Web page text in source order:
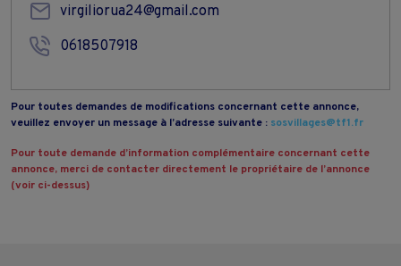
virgiliorua24@gmail.com
0618507918
Pour toutes demandes de modifications concernant cette annonce,
veuillez envoyer un message à l’adresse suivante : sosvillages@tf1.fr
Pour toute demande d’information complémentaire concernant cette
annonce, merci de contacter directement le propriétaire de l’annonce
(voir ci-dessus)